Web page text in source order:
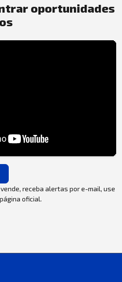
oportunidades
receba alertas por e-mail, use
oficial.